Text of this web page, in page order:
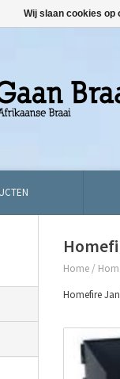
Home /
Homefire
Wij slaan cookies op